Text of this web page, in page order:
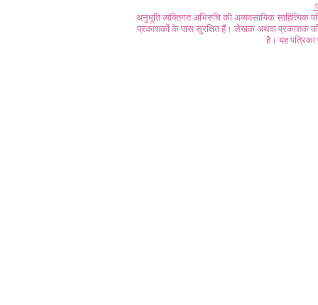
अनुभूति व्यक्तिगत अभिरुचि की अव्यवसायिक
प्रकाशकों के पास सुरक्षित हैं। लेखक अथवा प्रकाशक की
है। यह पत्रिका